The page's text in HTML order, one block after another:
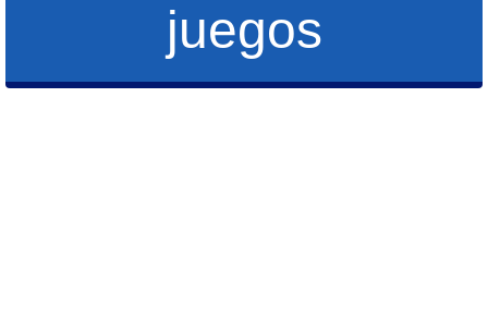
juegos